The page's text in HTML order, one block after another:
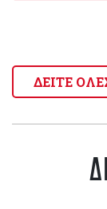
ΔΕΙΤΕ